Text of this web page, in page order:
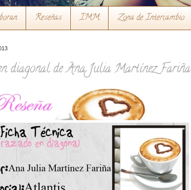
Reseñas IMM Zona de Intercambio
diagonal de Ana Julia Martínez Fariña